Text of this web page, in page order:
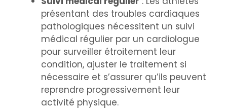
présentant des troubles cardiaques
pathologiques nécessitent un suivi
médical régulier par un cardiologue
pour surveiller étroitement leur
condition, ajuster le traitement si
nécessaire et s’assurer qu’ils peuvent
reprendre progressivement leur
activité physique.